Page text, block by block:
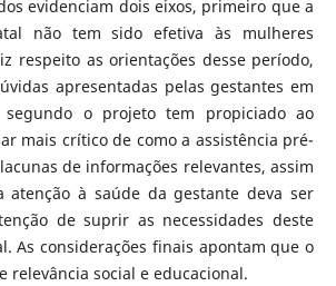
evidenciam dois eixos, primeiro que a
não tem sido efetiva às mulheres
respeito as orientações desse período,
apresentadas pelas gestantes em
o projeto tem propiciado ao
mais crítico de como a assistência pré-
de informações relevantes, assim
atenção à saúde da gestante deva ser
de suprir as necessidades deste
As considerações finais apontam que o
relevância social e educacional.